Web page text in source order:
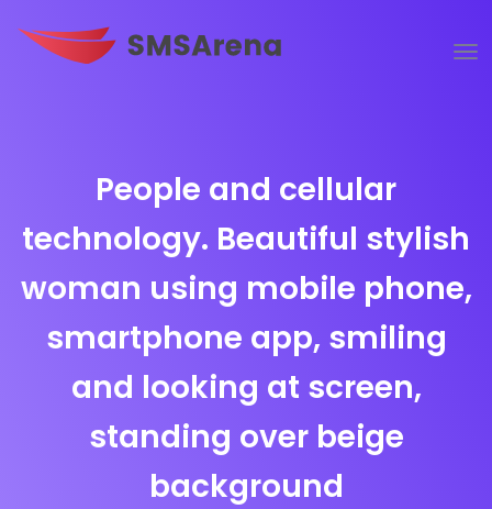
People and cellular
technology. Beautiful stylish
woman using mobile phone,
smartphone app, smiling
and looking at screen,
standing over beige
background